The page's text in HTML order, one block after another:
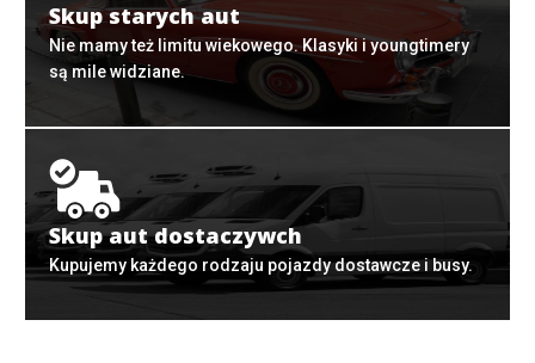
Skup starych aut
Nie mamy też limitu wiekowego. Klasyki i youngtimery
są mile widziane.
Skup aut dostaczywch
Kupujemy każdego rodzaju pojazdy dostawcze i busy.